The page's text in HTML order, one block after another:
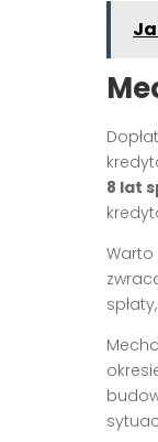
8 lat
Warto